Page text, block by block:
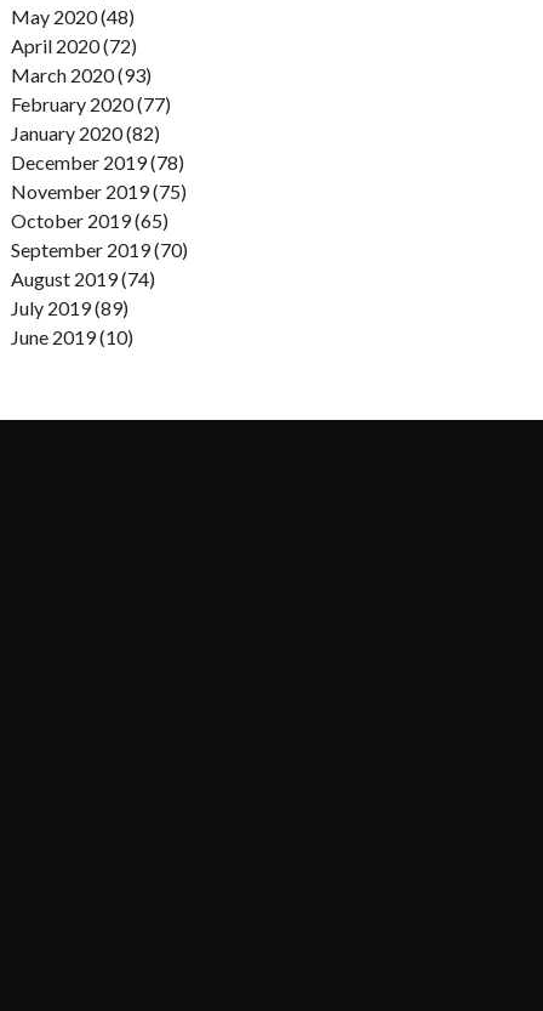
May 2020 (48)
April 2020 (72)
March 2020 (93)
February 2020 (77)
January 2020 (82)
December 2019 (78)
November 2019 (75)
October 2019 (65)
September 2019 (70)
August 2019 (74)
July 2019 (89)
June 2019 (10)